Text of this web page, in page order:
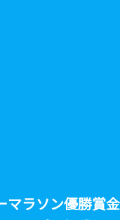
マラソン優勝賞